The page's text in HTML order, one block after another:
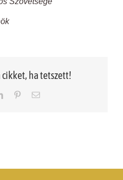
cikket, ha tetszett!
LinkedInPinterestEmail